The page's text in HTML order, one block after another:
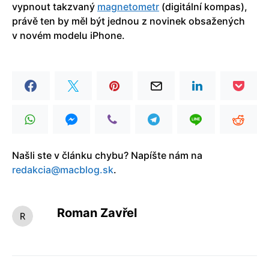
vypnout takzvaný magnetometr (digitální kompas),
právě ten by měl být jednou z novinek obsažených
v novém modelu iPhone.
Našli ste v článku chybu? Napíšte nám na
redakcia@macblog.sk.
Roman Zavřel